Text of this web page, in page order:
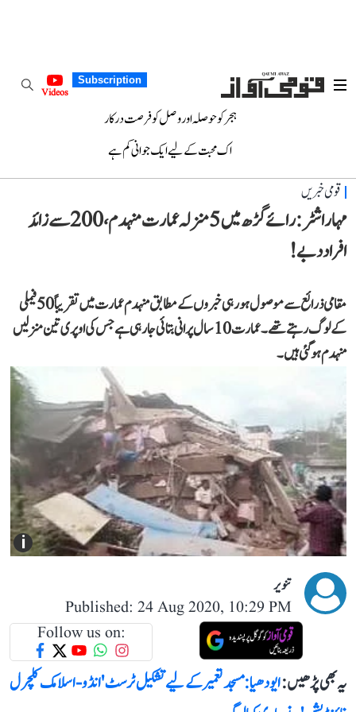
Subscription
Videos
ہجر کو حوصلہ اور وصل کو فرصت درکار
اک محبت کے لیے ایک جوانی کم ہے
قومی خبریں
مہاراشٹر: رائے گڑھ میں 5 منزلہ عمارت منہدم، 200 سے زائد
افراد دبے!
مقامی ذرائع سے موصول ہو رہی خبروں کے مطابق منہدم عمارت میں تقریباً 50 فیملی
کے لوگ رہتے تھے۔ عمارت10 سال پرانی بتائی جارہی ہے جس کی اوپری تین منزلیں
منہدم ہو گئی ہیں۔
i
تنویر
Published: 24 Aug 2020, 10:29 PM
Follow us on:
یہ بھی پڑھیں :ایودھیا: مسجد تعمیر کے لیے تشکیل ٹرسٹ 'انڈو-اسلامک کلچرل